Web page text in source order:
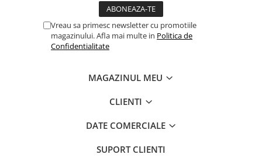
Vreau sa primesc newsletter cu promotiile
magazinului. Afla mai multe in Politica de
Confidentialitate
MAGAZINUL MEU
CLIENTI
DATE COMERCIALE
SUPORT CLIENTI